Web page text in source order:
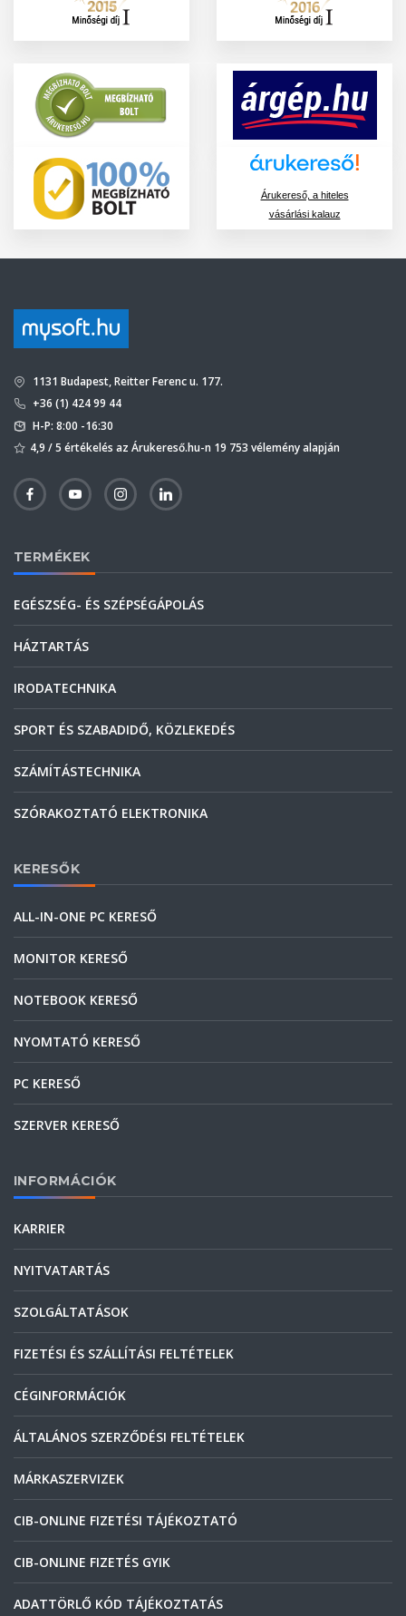
Árukereső, a hiteles
vásárlási kalauz
1131 Budapest, Reitter Ferenc u. 177.
+36 (1) 424 99 44
H-P: 8:00 -16:30
4,9 / 5 értékelés az Árukereső.hu-n 19 753 vélemény alapján
TERMÉKEK
EGÉSZSÉG- ÉS SZÉPSÉGÁPOLÁS
HÁZTARTÁS
IRODATECHNIKA
SPORT ÉS SZABADIDŐ, KÖZLEKEDÉS
SZÁMÍTÁSTECHNIKA
SZÓRAKOZTATÓ ELEKTRONIKA
KERESŐK
ALL-IN-ONE PC KERESŐ
MONITOR KERESŐ
NOTEBOOK KERESŐ
NYOMTATÓ KERESŐ
PC KERESŐ
SZERVER KERESŐ
INFORMÁCIÓK
KARRIER
NYITVATARTÁS
SZOLGÁLTATÁSOK
FIZETÉSI ÉS SZÁLLÍTÁSI FELTÉTELEK
CÉGINFORMÁCIÓK
ÁLTALÁNOS SZERZŐDÉSI FELTÉTELEK
MÁRKASZERVIZEK
CIB-ONLINE FIZETÉSI TÁJÉKOZTATÓ
CIB-ONLINE FIZETÉS GYIK
ADATTÖRLŐ KÓD TÁJÉKOZTATÁS